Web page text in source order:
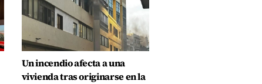
Un incendio afecta a una
vivienda tras originarse en la